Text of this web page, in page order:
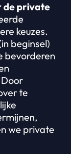
de private
keuzes.
beginsel)
bevorderen
te
we private